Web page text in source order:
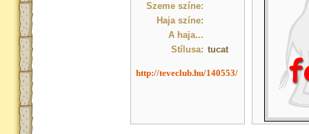
Szeme színe:
Haja színe:
A haja...
Stílusa: tucat
http://teveclub.hu/140553/